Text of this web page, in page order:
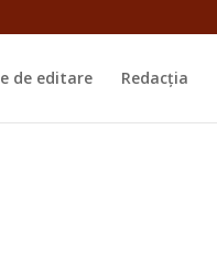
de editare Redacția